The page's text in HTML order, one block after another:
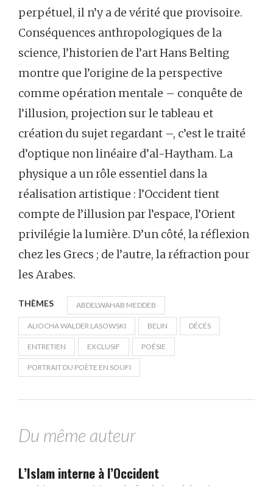
perpétuel, il n’y a de vérité que provisoire.
Conséquences anthropologiques de la
science, l’historien de l’art Hans Belting
montre que l’origine de la perspective
comme opération mentale – conquête de
l’illusion, projection sur le tableau et
création du sujet regardant –, c’est le traité
d’optique non linéaire d’al-Haytham. La
physique a un rôle essentiel dans la
réalisation artistique : l’Occident tient
compte de l’illusion par l’espace, l’Orient
privilégie la lumière. D’un côté, la réflexion
chez les Grecs ; de l’autre, la réfraction pour
les Arabes.
THÈMES ABDELWAHAB MEDDEB
ALIOCHA WALDER LASOWSKI BELIN DÉCÉS
ENTRETIEN EXCLUSIF POÉSIE
PORTRAIT DU POÈTE EN SOUFI
Du même auteur
L’Islam interne à l’Occident